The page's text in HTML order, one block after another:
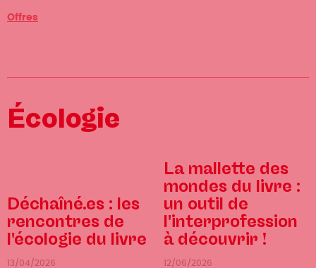
Offres
Écologie
Déchaîné.es : les
rencontres de
l'écologie du livre
13/04/2026
La mallette des
mondes du livre :
un outil de
l'interprofession
à découvrir !
12/06/2026